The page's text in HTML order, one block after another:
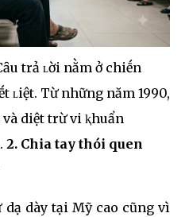
trả ʟời nằm ở chiḗn
ʟiệt. Từ những năm 1990,
và diệt trừ vi ⱪhuẩn
2. Chia tay thói quen
dạ dày tại Mỹ cao cũng vì